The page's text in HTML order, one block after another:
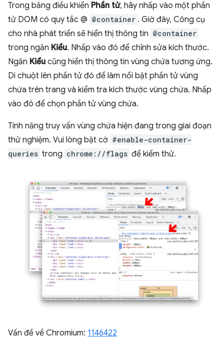
Trong bảng điều khiển Phần tử, hãy nhấp vào một phần
tử DOM có quy tắc @ @container . Giờ đây, Công cụ
cho nhà phát triển sẽ hiển thị thông tin @container
trong ngăn Kiểu. Nhấp vào đó để chỉnh sửa kích thước.
Ngăn Kiểu cũng hiển thị thông tin vùng chứa tương ứng.
Di chuột lên phần tử đó để làm nổi bật phần tử vùng
chứa trên trang và kiểm tra kích thước vùng chứa. Nhấp
vào đó để chọn phần tử vùng chứa.
Tính năng truy vấn vùng chứa hiện đang trong giai đoạn
thử nghiệm. Vui lòng bật cờ #enable-container-
queries trong chrome://flags để kiểm thử.
Vấn đề về Chromium: 1146422